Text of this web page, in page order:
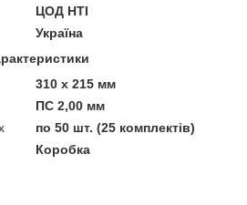
ЦОД НТІ
Україна
310 х 215 мм
ПС 2,00 мм
по 50 шт. (25 комплектів)
Коробка